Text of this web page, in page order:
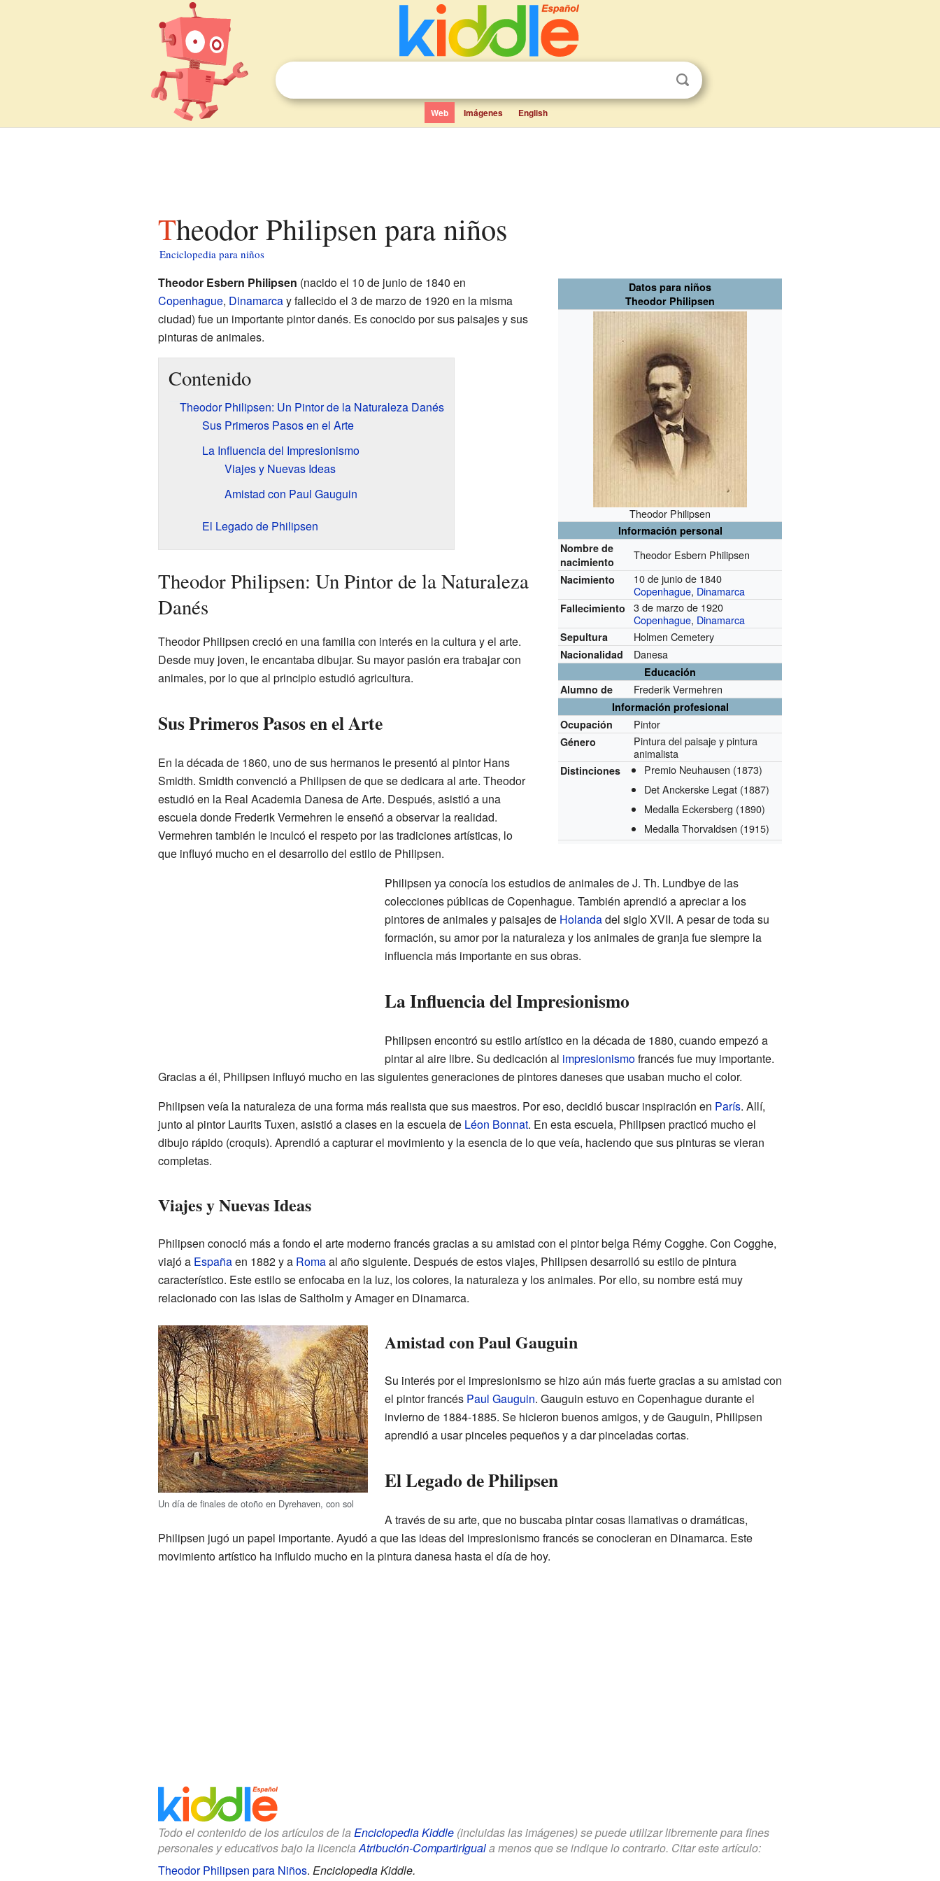
Web Imágenes English
Theodor Philipsen para niños
Enciclopedia para niños
Datos para niños
Theodor Philipsen
Theodor Philipsen
Información personal
Nombre de
nacimiento
Theodor Esbern Philipsen
Nacimiento
10 de junio de 1840
Copenhague, Dinamarca
Fallecimiento
3 de marzo de 1920
Copenhague, Dinamarca
Sepultura Holmen Cemetery
Nacionalidad Danesa
Educación
Alumno de
Frederik Vermehren
Información profesional
Ocupación
Pintor
Género
Pintura del paisaje y pintura
animalista
Distinciones Premio Neuhausen (1873)
Det Anckerske Legat (1887)
Medalla Eckersberg (1890)
Medalla Thorvaldsen (1915)
Theodor Esbern Philipsen (nacido el 10 de junio de 1840 en
Copenhague, Dinamarcay fallecido el 3 de marzo de 1920 en la misma
ciudad) fue un importante pintor danés. Es conocido por sus paisajes y sus
pinturas de animales.
Contenido
Theodor Philipsen: Un Pintor de la Naturaleza Danés
Sus Primeros Pasos en el Arte
La Influencia del Impresionismo
Viajes y Nuevas Ideas
Amistad con Paul Gauguin
El Legado de Philipsen
Theodor Philipsen: Un Pintor de la Naturaleza
Danés
Theodor Philipsen creció en una familia con interés en la cultura y el arte.
Desde muy joven, le encantaba dibujar. Su mayor pasión era trabajar con
animales, por lo que al principio estudió agricultura.
Sus Primeros Pasos en el Arte
En la década de 1860, uno de sus hermanos le presentó al pintor Hans
Smidth. Smidth convenció a Philipsen de que se dedicara al arte. Theodor
estudió en la Real Academia Danesa de Arte. Después, asistió a una
escuela donde Frederik Vermehren le enseñó a observar la realidad.
Vermehren también le inculcó el respeto por las tradiciones artísticas, lo
que influyó mucho en el desarrollo del estilo de Philipsen.
Philipsen ya conocía los estudios de animales de J. Th. Lundbye de las
colecciones públicas de Copenhague. También aprendió a apreciar a los
pintores de animales y paisajes de Holandadel siglo XVII. A pesar de toda su
formación, su amor por la naturaleza y los animales de granja fue siempre la
influencia más importante en sus obras.
La Influencia del Impresionismo
Philipsen encontró su estilo artístico en la década de 1880, cuando empezó a
pintar al aire libre. Su dedicación al impresionismofrancés fue muy importante.
Gracias a él, Philipsen influyó mucho en las siguientes generaciones de pintores daneses que usaban mucho el color.
Philipsen veía la naturaleza de una forma más realista que sus maestros. Por eso, decidió buscar inspiración en París. Allí,
junto al pintor Laurits Tuxen, asistió a clases en la escuela de Léon Bonnat. En esta escuela, Philipsen practicó mucho el
dibujo rápido (croquis). Aprendió a capturar el movimiento y la esencia de lo que veía, haciendo que sus pinturas se vieran
completas.
Viajes y Nuevas Ideas
Philipsen conoció más a fondo el arte moderno francés gracias a su amistad con el pintor belga Rémy Cogghe. Con Cogghe,
viajó a Españaen 1882 y a Romaal año siguiente. Después de estos viajes, Philipsen desarrolló su estilo de pintura
característico. Este estilo se enfocaba en la luz, los colores, la naturaleza y los animales. Por ello, su nombre está muy
relacionado con las islas de Saltholm y Amager en Dinamarca.
Un día de finales de otoño en Dyrehaven, con sol
Amistad con Paul Gauguin
Su interés por el impresionismo se hizo aún más fuerte gracias a su amistad con
el pintor francés Paul Gauguin. Gauguin estuvo en Copenhague durante el
invierno de 1884-1885. Se hicieron buenos amigos, y de Gauguin, Philipsen
aprendió a usar pinceles pequeños y a dar pinceladas cortas.
El Legado de Philipsen
A través de su arte, que no buscaba pintar cosas llamativas o dramáticas,
Philipsen jugó un papel importante. Ayudó a que las ideas del impresionismo francés se conocieran en Dinamarca. Este
movimiento artístico ha influido mucho en la pintura danesa hasta el día de hoy.
Todo el contenido de los artículos de la Enciclopedia Kiddle(incluidas las imágenes) se puede utilizar libremente para fines
personales y educativos bajo la licenciaAtribución-CompartirIguala menos que se indique lo contrario. Citar este artículo:
Theodor Philipsen para Niños. Enciclopedia Kiddle.